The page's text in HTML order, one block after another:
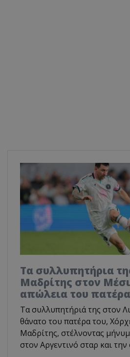
Τα συλλυπητήρια
Μαδρίτης στον
απώλεια του
Τα συλλυπητήριά της στον
θάνατο του πατέρα του,
Μαδρίτης, στέλνοντας
στον Αργεντινό σταρ και την